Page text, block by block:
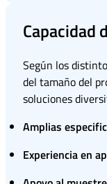
Capacidad
Según los
del tamaño del
soluciones
Amplias
Experiencia en